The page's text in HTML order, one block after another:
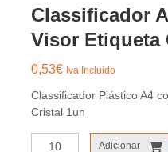
Classificador
Visor Etiqueta
0,53€ Iva Incluido
Classificador Plástico A4
Cristal 1un
Quantidade
Adicionar